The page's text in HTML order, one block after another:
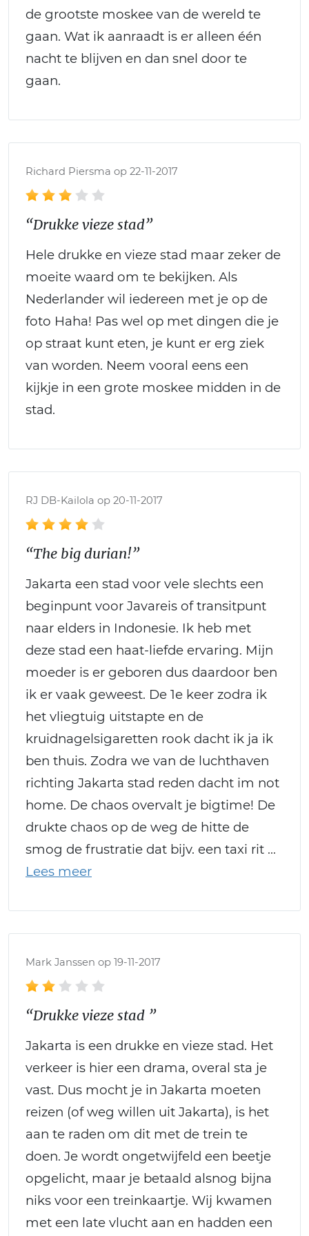
de grootste moskee van de wereld te
gaan. Wat ik aanraadt is er alleen één
nacht te blijven en dan snel door te
gaan.
Richard Piersma op 22-11-2017
“Drukke vieze stad”
Hele drukke en vieze stad maar zeker de
moeite waard om te bekijken. Als
Nederlander wil iedereen met je op de
foto Haha! Pas wel op met dingen die je
op straat kunt eten, je kunt er erg ziek
van worden. Neem vooral eens een
kijkje in een grote moskee midden in de
stad.
RJ DB-Kailola op 20-11-2017
“The big durian!”
Jakarta een stad voor vele slechts een
beginpunt voor Javareis of transitpunt
naar elders in Indonesie. Ik heb met
deze stad een haat-liefde ervaring. Mijn
moeder is er geboren dus daardoor ben
ik er vaak geweest. De 1e keer zodra ik
het vliegtuig uitstapte en de
kruidnagelsigaretten rook dacht ik ja ik
ben thuis. Zodra we van de luchthaven
richting Jakarta stad reden dacht im not
home. De chaos overvalt je bigtime! De
drukte chaos op de weg de hitte de
smog de frustratie dat bijv. een taxi rit
Mark Janssen op 19-11-2017
“Drukke vieze stad ”
Jakarta is een drukke en vieze stad. Het
verkeer is hier een drama, overal sta je
vast. Dus mocht je in Jakarta moeten
reizen (of weg willen uit Jakarta), is het
aan te raden om dit met de trein te
doen. Je wordt ongetwijfeld een beetje
opgelicht, maar je betaald alsnog bijna
niks voor een treinkaartje. Wij kwamen
met een late vlucht aan en hadden een